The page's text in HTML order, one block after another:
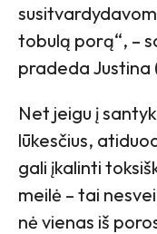
tobulą porą“, –
pradeda Justina
Net jeigu į
lūkesčius,
gali įkalinti
meilė – tai
nė vienas iš